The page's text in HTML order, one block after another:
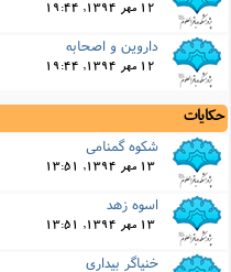
12 مهر 1394, 19:44
داروین و اصحابه
12 مهر 1394, 19:44
حکایات
شکوه گمنامى
13 مهر 1394, 13:51
اسوه زهد
13 مهر 1394, 13:51
خنیاگر بیدارى